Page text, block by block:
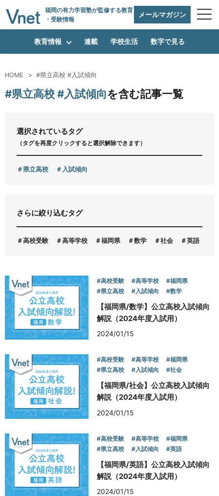
福岡の有力学習塾が監修する教育
・受験情報
メールマガジン
編集方針
vnetアライアンス企業
運営会社
お問い合わせ
教育情報 連載 学校生活 数字で見る
HOME #県立高校 #入試傾向
#県立高校 #入試傾向を含む記事一覧
選択されているタグ
（タグを再度クリックすると選択解除できます）
県立高校 入試傾向
さらに絞り込むタグ
高校受験 高等学校 福岡県 数学 社会 英語
#高校受験 #高等学校
#福岡県
#県立高校
#入試傾向 #数学
【福岡県/数学】公立高校入試傾向
解説（2024年度入試用）
2024/01/15
#高校受験 #高等学校
#福岡県
#県立高校
#入試傾向 #社会
【福岡県/社会】公立高校入試傾向
解説（2024年度入試用）
2024/01/15
#高校受験 #高等学校
#福岡県
#県立高校
#入試傾向 #英語
【福岡県/英語】公立高校入試傾向
解説（2024年度入試用）
2024/01/15